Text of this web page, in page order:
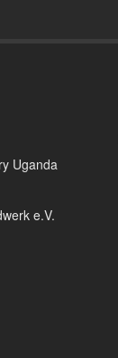
Uganda
e.V.